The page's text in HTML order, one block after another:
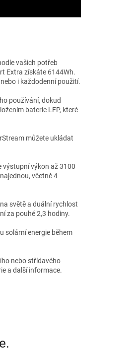
vašich potřeb
Extra získáte 6144Wh.
i každodenní použití.
používání, dokud
baterie LFP, které
můžete ukládat
výstupní výkon až 3100
včetně 4
světě a duální rychlost
za pouhé 2,3 hodiny.
solární energie během
nebo střídavého
a další informace.